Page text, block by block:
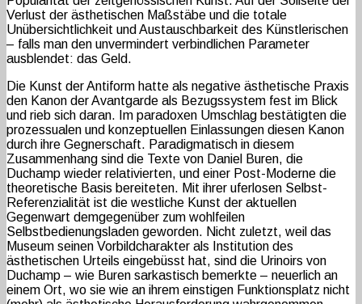
Verlust der ästhetischen Maßstäbe und die totale
Unübersichtlichkeit und Austauschbarkeit des Künstlerischen
– falls man den unvermindert verbindlichen Parameter
ausblendet: das Geld.
Die Kunst der Antiform hatte als negative ästhetische Praxis
den Kanon der Avantgarde als Bezugssystem fest im Blick
und rieb sich daran. Im paradoxen Umschlag bestätigten die
prozessualen und konzeptuellen Einlassungen diesen Kanon
durch ihre Gegnerschaft. Paradigmatisch in diesem
Zusammenhang sind die Texte von Daniel Buren, die
Duchamp wieder relativierten, und einer Post-Moderne die
theoretische Basis bereiteten. Mit ihrer uferlosen Selbst-
Referenzialität ist die westliche Kunst der aktuellen
Gegenwart demgegenüber zum wohlfeilen
Selbstbedienungsladen geworden. Nicht zuletzt, weil das
Museum seinen Vorbildcharakter als Institution des
ästhetischen Urteils eingebüsst hat, sind die Urinoirs von
Duchamp – wie Buren sarkastisch bemerkte – neuerlich an
einem Ort, wo sie wie an ihrem einstigen Funktionsplatz nicht